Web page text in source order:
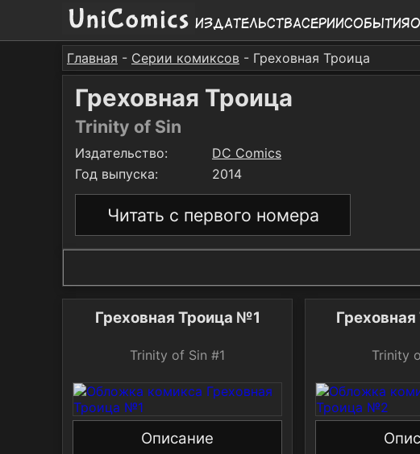
ИздательстваСерииСобытия
Главная - Серии комиксов - Греховная Троица
Греховная Троица
Trinity of Sin
Издательство:
DC Comics
Год выпуска:
2014
Читать с первого номера
Греховная Троица №1
Trinity of Sin #1
Описание
Trinity